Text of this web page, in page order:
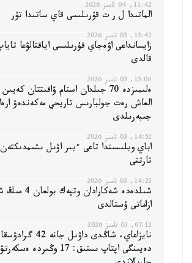
11:42, 04 تامىز 2026
الماتىدا ل ر ت قۇرىلىسى قاي ساتىدا تۇر
15:42, 03 تامىز 2026
زايسانداعى اۋەجاي قۇرىلىسى اياقتالۋعا
قالدى
15:06, 03 تامىز 2026
ەلىمىزدە 70 جىلدان استام ۋاقىتتان كەيىن
العاش رەت جولبارىس تاريحي مەكەندەۋ
جىبەرىلدى
14:52, 03 تامىز 2026
اباي وبلىسىندا تاعى ءبىر اۋىل
تارتتى
14:23, 03 تامىز 2026
شىلدەدە شەكارادان
ازاماتى ۇستالدى
07:12, 03 تامىز 2026
نايزاعاي، شاڭدى داۋىل جانە 42 گرادۋسقا
دەيىنگى اپتاپ ىستىق: 17 وڭىردە ەسكەرتۋ